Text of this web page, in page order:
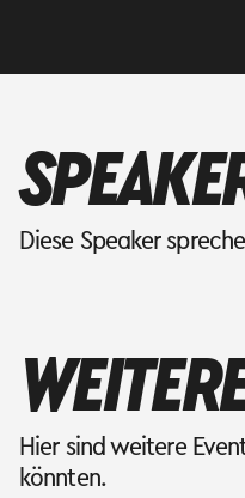
Diese Speaker
Hier sind weitere
könnten.